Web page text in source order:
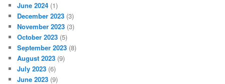
June 2024 (1)
December 2023 (3)
November 2023 (3)
October 2023 (5)
September 2023 (8)
August 2023 (9)
July 2023 (6)
June 2023 (9)